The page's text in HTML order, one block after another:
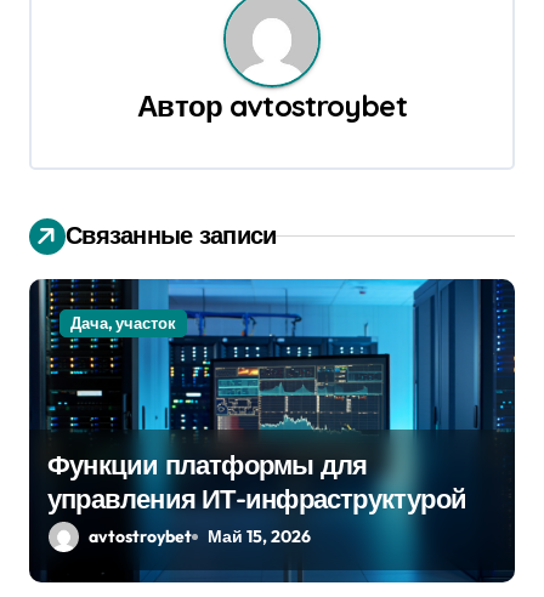
и
я
п
о
з
а
п
и
с
Автор avtostroybet
Связанные записи
Дача, участок
Функции платформы для
управления ИТ-инфраструктурой
avtostroybet Май 15, 2026